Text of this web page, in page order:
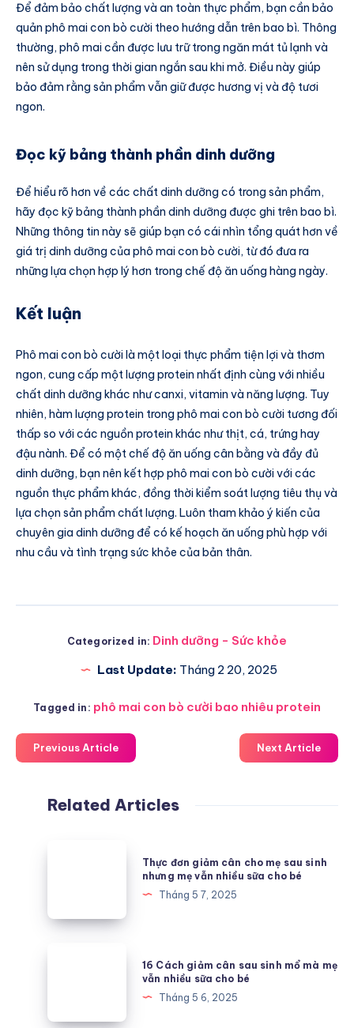
Để đảm bảo chất lượng và an toàn thực phẩm, bạn cần bảo
quản phô mai con bò cười theo hướng dẫn trên bao bì. Thông
thường, phô mai cần được lưu trữ trong ngăn mát tủ lạnh và
nên sử dụng trong thời gian ngắn sau khi mở. Điều này giúp
bảo đảm rằng sản phẩm vẫn giữ được hương vị và độ tươi
ngon.
Đọc kỹ bảng thành phần dinh dưỡng
Để hiểu rõ hơn về các chất dinh dưỡng có trong sản phẩm,
hãy đọc kỹ bảng thành phần dinh dưỡng được ghi trên bao bì.
Những thông tin này sẽ giúp bạn có cái nhìn tổng quát hơn về
giá trị dinh dưỡng của phô mai con bò cười, từ đó đưa ra
những lựa chọn hợp lý hơn trong chế độ ăn uống hàng ngày.
Kết luận
Phô mai con bò cười là một loại thực phẩm tiện lợi và thơm
ngon, cung cấp một lượng protein nhất định cùng với nhiều
chất dinh dưỡng khác như canxi, vitamin và năng lượng. Tuy
nhiên, hàm lượng protein trong phô mai con bò cười tương đối
thấp so với các nguồn protein khác như thịt, cá, trứng hay
đậu nành. Để có một chế độ ăn uống cân bằng và đầy đủ
dinh dưỡng, bạn nên kết hợp phô mai con bò cười với các
nguồn thực phẩm khác, đồng thời kiểm soát lượng tiêu thụ và
lựa chọn sản phẩm chất lượng. Luôn tham khảo ý kiến của
chuyên gia dinh dưỡng để có kế hoạch ăn uống phù hợp với
nhu cầu và tình trạng sức khỏe của bản thân.
Categorized in: Dinh dưỡng - Sức khỏe
Last Update: Tháng 2 20, 2025
Tagged in: phô mai con bò cười bao nhiêu protein
Previous Article Next Article
Related Articles
cho
Thực đơn giảm cân cho mẹ sau sinh
nhưng mẹ vẫn nhiều sữa cho bé
Tháng 5 7, 2025
16 Cách giảm cân sau sinh mổ mà mẹ
vẫn nhiều sữa cho bé
Tháng 5 6, 2025